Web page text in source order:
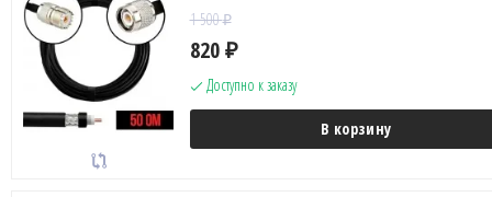
1 500₽
820 ₽
Доступно к заказу
В корзину